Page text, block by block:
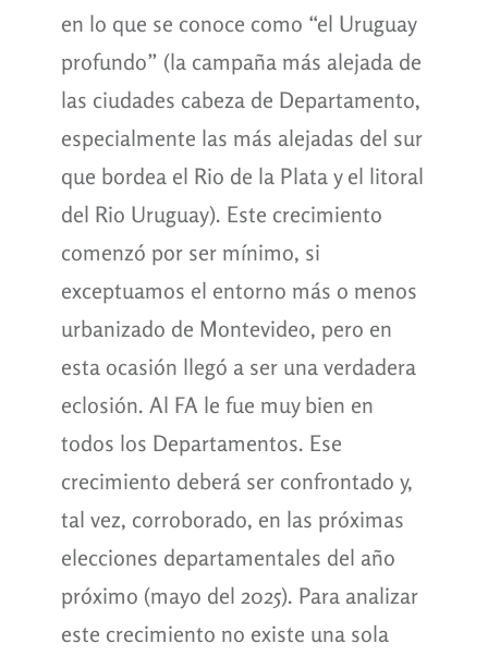
en lo que se conoce como “el Uruguay
profundo” (la campaña más alejada de
las ciudades cabeza de Departamento,
especialmente las más alejadas del sur
que bordea el Rio de la Plata y el litoral
del Rio Uruguay). Este crecimiento
comenzó por ser mínimo, si
exceptuamos el entorno más o menos
urbanizado de Montevideo, pero en
esta ocasión llegó a ser una verdadera
eclosión. Al FA le fue muy bien en
todos los Departamentos. Ese
crecimiento deberá ser confrontado y,
tal vez, corroborado, en las próximas
elecciones departamentales del año
próximo (mayo del 2025). Para analizar
este crecimiento no existe una sola